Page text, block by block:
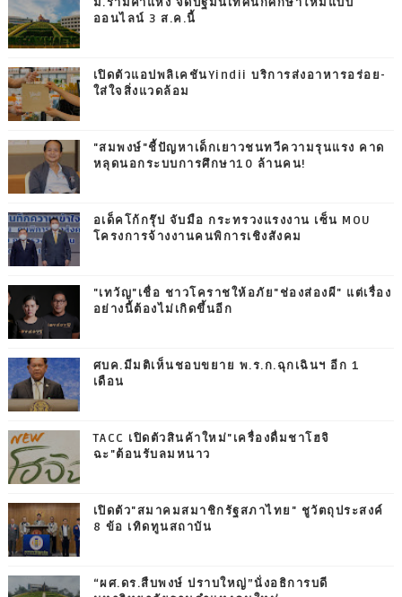
ออนไลน์ 3 ส.ค.นี้
เปิดตัวแอปพลิเคชันYindii บริการส่งอาหารอร่อย-
ใส่ใจสิ่งแวดล้อม
"สมพงษ์"ชี้ปัญหาเด็กเยาวชนทวีความรุนแรง คาด
หลุดนอกระบบการศึกษา10 ล้านคน!
อเด็คโก้กรุ๊ป จับมือ กระทรวงแรงงาน เซ็น MOU
โครงการจ้างงานคนพิการเชิงสังคม
"เทวัญ"เชื่อ ชาวโคราชให้อภัย"ช่องส่องผี" แต่เรื่อง
อย่างนี้ต้องไม่เกิดขึ้นอีก
ศบค.มีมติเห็นชอบขยาย พ.ร.ก.ฉุกเฉินฯ อีก 1
เดือน
TACC เปิดตัวสินค้าใหม่"เครื่องดื่มชาโฮจิ
ฉะ"ต้อนรับลมหนาว
เปิดตัว"สมาคมสมาชิกรัฐสภาไทย" ชูวัตถุประสงค์
8 ข้อ เทิดทูนสถาบัน
“ผศ.ดร.สืบพงษ์ ปราบใหญ่”นั่งอธิการบดี